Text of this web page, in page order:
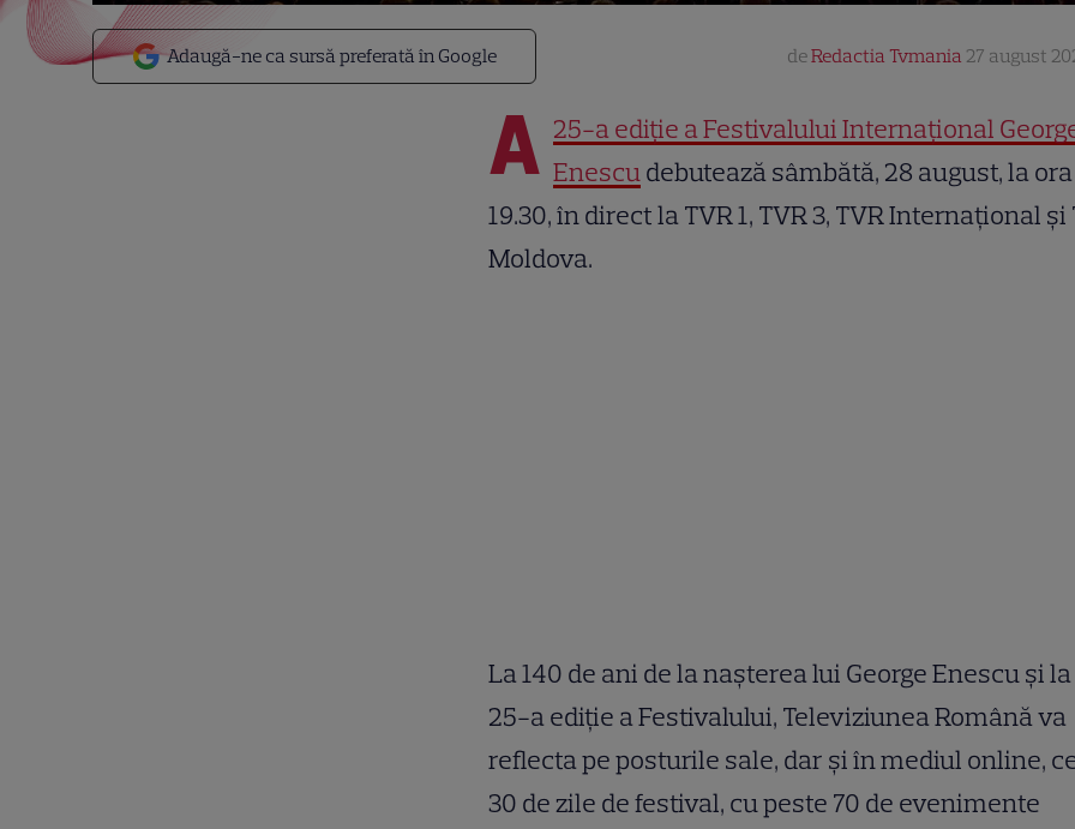
Adaugă-ne ca sursă preferată în Google deRedactia Tvmania 27 august
A 25-a ediţie a Festivalului Internaţional
Enescudebutează sâmbătă, 28 august, la ora
19.30, în direct la TVR 1, TVR 3, TVR Internaţional şi
Moldova.
La 140 de ani de la nașterea lui George Enescu și
25-a ediție a Festivalului, Televiziunea Română va
reflecta pe posturile sale, dar şi în mediul online,
30 de zile de festival, cu peste 70 de evenimente